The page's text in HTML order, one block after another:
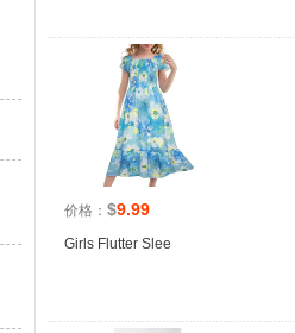
价格： $9.99
Girls Flutter Slee